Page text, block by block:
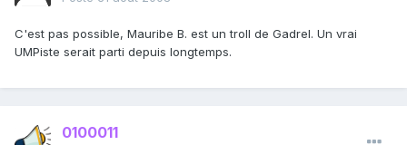
C'est pas possible, Mauribe B. est un troll de Gadrel. Un vrai
UMPiste serait parti depuis longtemps.
0100011